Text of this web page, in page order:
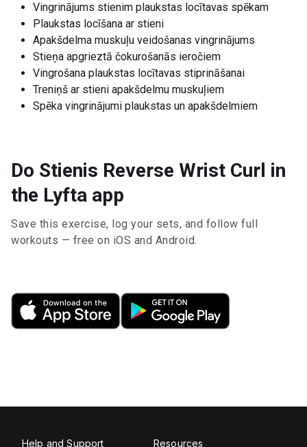
Vingrinājums stienim plaukstas locītavas spēkam
Plaukstas locīšana ar stieni
Apakšdelma muskuļu veidošanas vingrinājums
Stieņa apgrieztā čokurošanās ieročiem
Vingrošana plaukstas locītavas stiprināšanai
Treniņš ar stieni apakšdelmu muskuļiem
Spēka vingrinājumi plaukstas un apakšdelmiem
Do Stienis Reverse Wrist Curl in
the Lyfta app
Save this exercise, log your sets, and follow full
workouts — free on iOS and Android.
Help and Support Resources